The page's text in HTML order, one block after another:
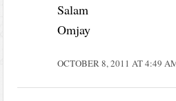
Salam
Omjay
OCTOBER 8, 2011 AT 4:49